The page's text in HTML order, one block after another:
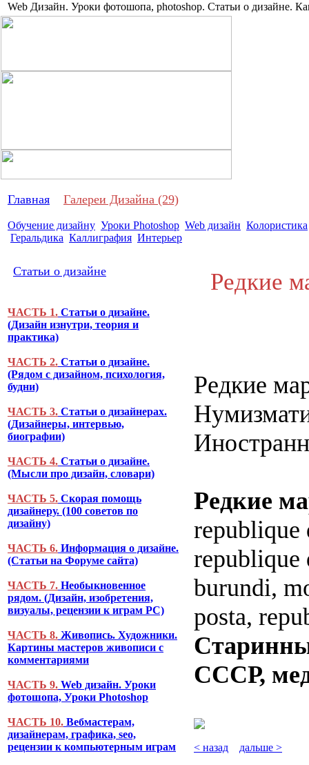
Web Дизайн. Уроки фотошопа, photoshop. Статьи о дизайне.
Главная Галереи Дизайна (29)
Обучение дизайну Уроки Photoshop Web дизайн Колористика
Геральдика Каллиграфия Интерьер
Статьи о дизайне
ЧАСТЬ 1. Статьи о дизайне.
(Дизайн изнутри, теория и
практика)
ЧАСТЬ 2. Статьи о дизайне.
(Рядом с дизайном, психология,
будни)
ЧАСТЬ 3. Статьи о дизайнерах.
(Дизайнеры, интервью,
биографии)
ЧАСТЬ 4. Статьи о дизайне.
(Мысли про дизайн, словари)
ЧАСТЬ 5. Скорая помощь
дизайнеру. (100 советов по
дизайну)
ЧАСТЬ 6. Информация о дизайне.
(Статьи на Форуме сайта)
ЧАСТЬ 7. Необыкновенное
рядом. (Дизайн, изобретения,
визуалы, рецензии к играм PC)
ЧАСТЬ 8. Живопись. Художники.
Картины мастеров живописи с
комментариями
ЧАСТЬ 9. Web дизайн. Уроки
фотошопа, Уроки Photoshop
ЧАСТЬ 10. Вебмастерам,
дизайнерам, графика, seo,
рецензии к компьютерным играм
Редкие
Редкие
Редкие
republique
republique
burundi,
posta,
СССР,
< назад дальше >